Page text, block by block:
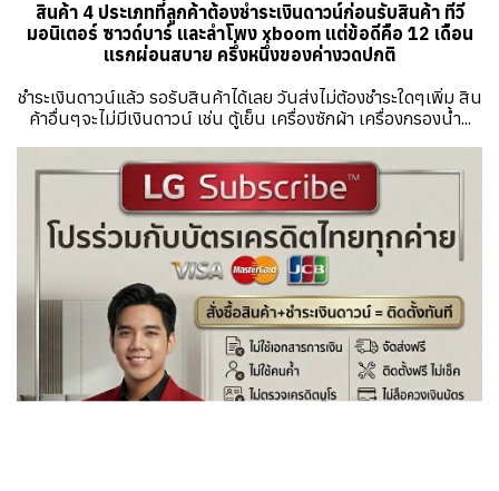
สินค้า 4 ประเภทที่ลูกค้าต้องชำระเงินดาวน์ก่อนรับสินค้า ทีวี
มอนิเตอร์ ซาวด์บาร์ และลำโพง xboom แต่ข้อดีคือ 12 เดือน
แรกผ่อนสบาย ครึ่งหนึ่งของค่างวดปกติ
ชำระเงินดาวน์แล้ว รอรับสินค้าได้เลย วันส่งไม่ต้องชำระใดๆเพิ่ม สิน
ค้าอื่นๆจะไม่มีเงินดาวน์ เช่น ตู้เย็น เครื่องซักผ้า เครื่องกรองน้ำ...